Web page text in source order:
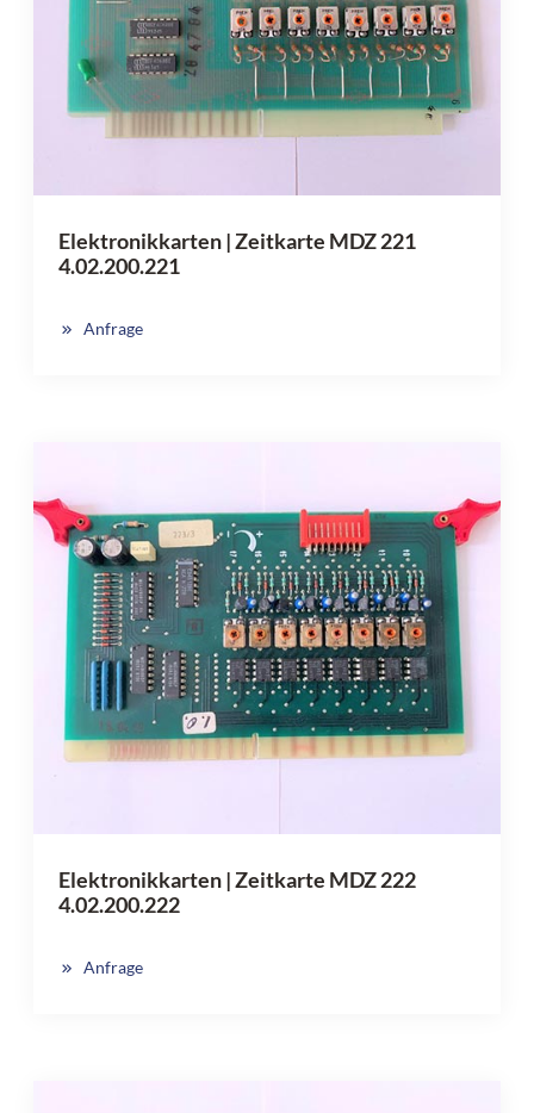
Elektronikkarten | Zeitkarte MDZ 221
4.02.200.221
Anfrage
Elektronikkarten | Zeitkarte MDZ 222
4.02.200.222
Anfrage